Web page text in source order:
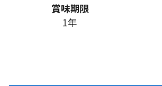
賞味期限
1年